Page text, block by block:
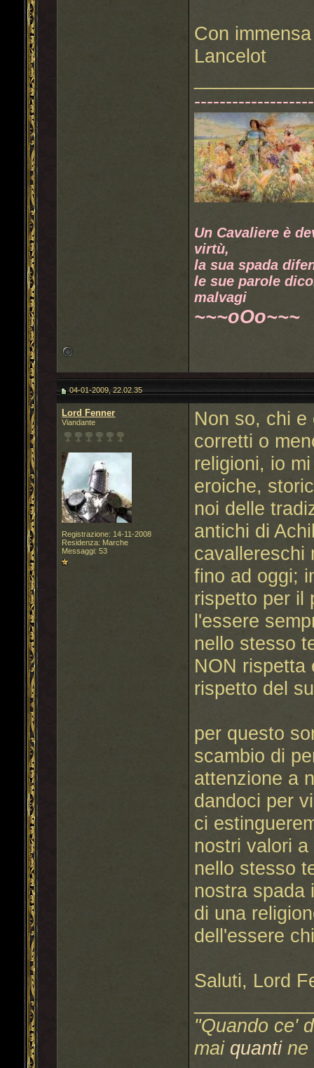
Con
Lancelot
Un Cavaliere è
virtù,
la sua spada
le sue parole
malvagi
~~~oOo~~~
04-01-2009, 22.02.35
Lord Fenner
Viandante
Registrazione: 14-11-2008
Residenza: Marche
Messaggi: 53
Non so, chi
corretti o
religioni, io
eroiche,
noi delle
antichi di
cavallereschi
fino ad oggi;
rispetto per il
l'essere
nello stesso
NON rispetta
rispetto del
per questo
scambio di
attenzione a
dandoci per
ci
nostri valori
nello stesso
nostra spada
di una
dell'essere
Saluti, Lord
"Quando ce'
mai quantine